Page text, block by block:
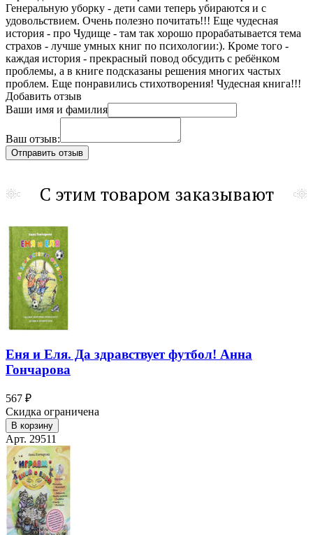
Генеральную уборку - дети сами теперь убираются и с
удовольствием. Очень полезно почитать!!! Еще чудесная
история - про Чудище - там так хорошо прорабатывается тема
страхов - лучше умных книг по психологии:). Кроме того -
каждая история - прекрасный повод обсудить с ребёнком
проблемы, а в книге подсказаны решения многих частых
проблем. Еще понравились стихотворения! Чудесная книга!!!
Добавить отзыв
Ваши имя и фамилия
Ваш отзыв:
С этим товаром заказывают
Еня и Еля. Да здравствует футбол! Анна
Гончарова
567 ₽
Скидка ограничена
В корзину
Арт. 29511